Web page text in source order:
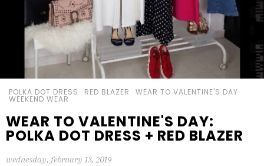
POLKA DOT DRESS RED BLAZER WEAR TO VALENTINE'S DAY
WEEKEND WEAR
WEAR TO VALENTINE'S DAY:
POLKA DOT DRESS + RED BLAZER
wednesday, february 13, 2019